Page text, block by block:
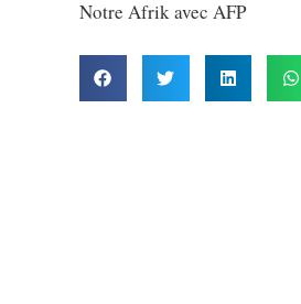
Notre Afrik avec AFP